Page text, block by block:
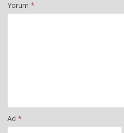
Yorum *
Ad *